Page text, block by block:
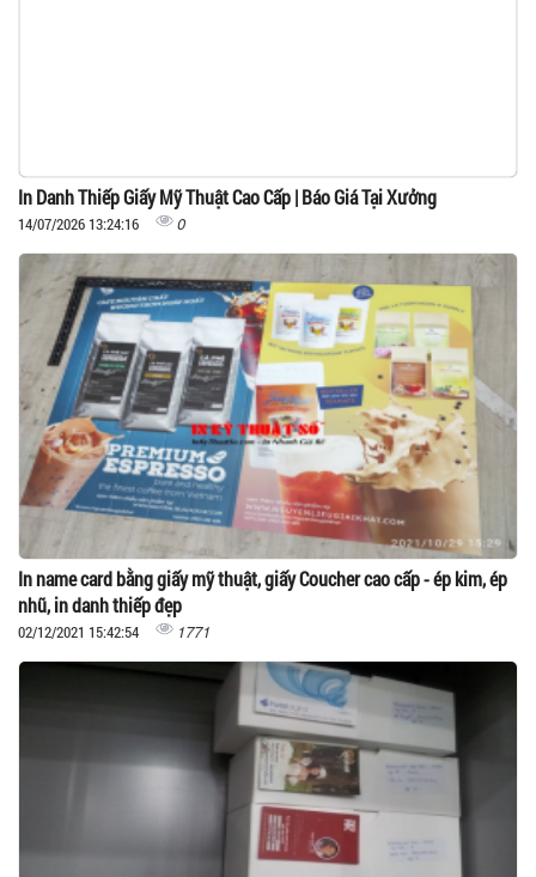
In Danh Thiếp Giấy Mỹ Thuật Cao Cấp | Báo Giá Tại Xưởng
14/07/2026 13:24:16 0
In name card bằng giấy mỹ thuật, giấy Coucher cao cấp - ép kim, ép
nhũ, in danh thiếp đẹp
02/12/2021 15:42:54 1771